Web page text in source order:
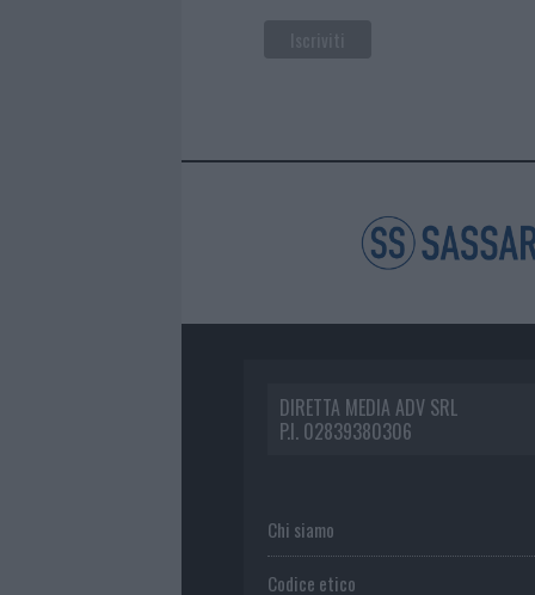
DIRETTA MEDIA ADV SRL
P.I. 02839380306
Chi siamo
Codice etico